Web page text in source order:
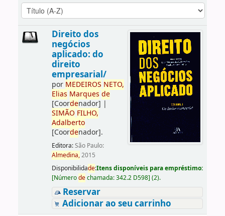
Direito dos
negócios
aplicado: do
direito
empresarial/
por MEDEIROS NETO,
Elias Marques de
[Coordenador] |
SIMÃO FILHO,
Adalberto
[Coordenador].
Editora:São Paulo:
Almedina,2015
Disponibilidade:Itens disponíveis para empréstimo:
[Númerodechamada:342.2 D598] (2).
Reservar
Adicionar ao seu carrinho